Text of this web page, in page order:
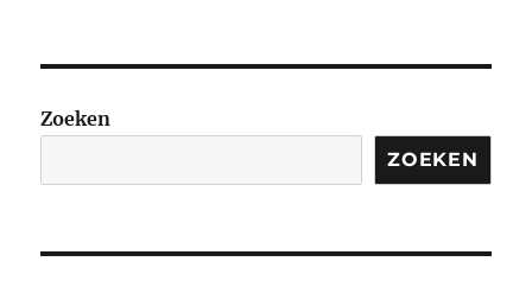
Zoeken
ZOEKEN